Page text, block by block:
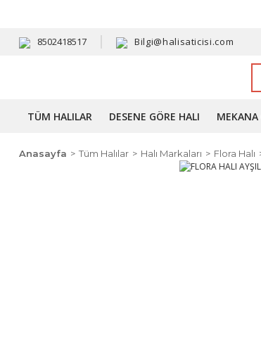
8502418517 Bilgi@halisaticisi.com
TÜM HALILAR DESENE GÖRE HALI MEKANA
Anasayfa Tüm Halılar Halı Markaları Flora Halı